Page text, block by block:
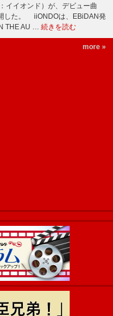
イイオンド）が、デビュー曲
した。 iiONDOは、EBiDAN発
THE AU … 続きを読む
more »